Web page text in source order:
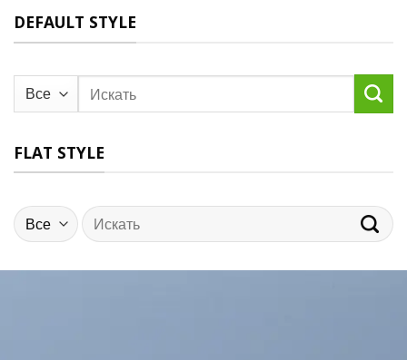
DEFAULT STYLE
Искать:
FLAT STYLE
Искать: